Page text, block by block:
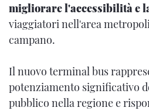
migliorare l'accessibilità e
viaggiatori nell'area
campano.
Il nuovo terminal bus
potenziamento significativo
pubblico nella regione e